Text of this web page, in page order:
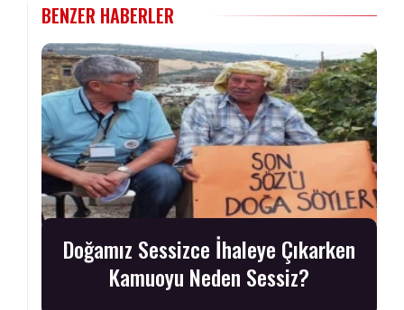
BENZER HABERLER
Doğamız Sessizce İhaleye Çıkarken
Kamuoyu Neden Sessiz?